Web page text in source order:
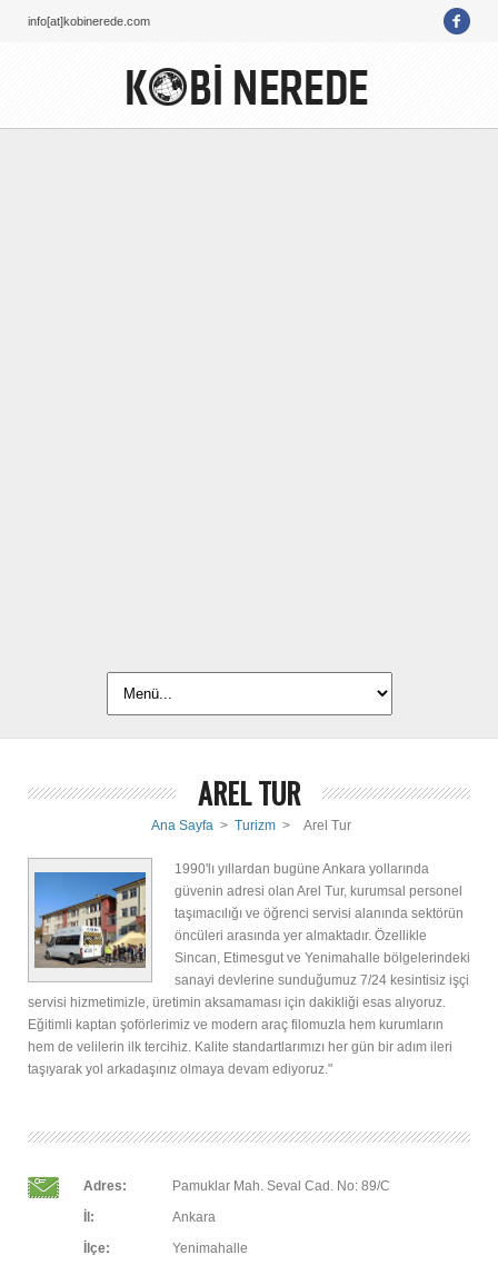
info[at]kobinerede.com
AREL TUR
Ana Sayfa> Turizm> Arel Tur
1990'lı yıllardan bugüne Ankara yollarında
güvenin adresi olan Arel Tur, kurumsal personel
taşımacılığı ve öğrenci servisi alanında sektörün
öncüleri arasında yer almaktadır. Özellikle
Sincan, Etimesgut ve Yenimahalle bölgelerindeki
sanayi devlerine sunduğumuz 7/24 kesintisiz işçi
servisi hizmetimizle, üretimin aksamaması için dakikliği esas alıyoruz.
Eğitimli kaptan şoförlerimiz ve modern araç filomuzla hem kurumların
hem de velilerin ilk tercihiz. Kalite standartlarımızı her gün bir adım ileri
taşıyarak yol arkadaşınız olmaya devam ediyoruz."
Adres:
Pamuklar Mah. Seval Cad. No: 89/C
İl:
Ankara
İlçe:
Yenimahalle